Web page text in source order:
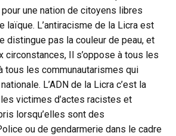
une nation de citoyens libres
laïque. L’antiracisme de la Licra est
distingue pas la couleur de peau, et
circonstances, Il s’oppose à tous les
tous les communautarismes qui
L’ADN de la Licra c’est la
victimes d’actes racistes et
lorsqu’elles sont des
ou de gendarmerie dans le cadre